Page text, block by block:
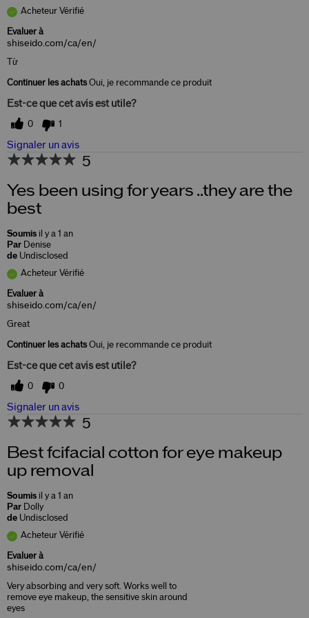
Acheteur Vérifié
Evaluer à
shiseido.com/ca/en/
Từ
Continuer les achatsOui, je recommande ce produit
Est-ce que cet avis est utile?
0 1
Signaler un avis
5
Yes been using for years ..they are the
best
Soumis il y a 1 an
Par Denise
de Undisclosed
Acheteur Vérifié
Evaluer à
shiseido.com/ca/en/
Great
Continuer les achatsOui, je recommande ce produit
Est-ce que cet avis est utile?
0 0
Signaler un avis
5
Best fcifacial cotton for eye makeup
up removal
Soumis il y a 1 an
Par Dolly
de Undisclosed
Acheteur Vérifié
Evaluer à
shiseido.com/ca/en/
Very absorbing and very soft. Works well to
remove eye makeup, the sensitive skin around
eyes